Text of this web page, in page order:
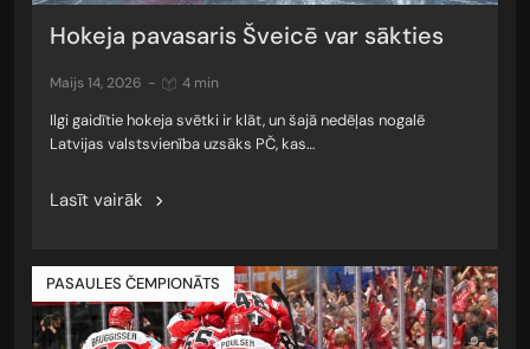
Hokeja pavasaris Šveicē var sākties
maijs 14, 2026 - 4 min
Ilgi gaidītie hokeja svētki ir klāt, un šajā nedēļas nogalē
Latvijas valstsvienība uzsāks PČ, kas…
Lasīt vairāk
PASAULES ČEMPIONĀTS